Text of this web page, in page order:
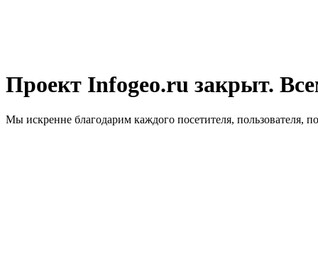
Проект Infogeo.ru закрыт.
Мы искренне благодарим каждого посетителя, пользователя,